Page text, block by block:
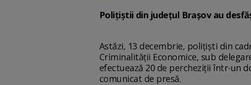
Polițiștii din județul Brașov au
Astăzi, 13 decembrie, polițiști din
Criminalității Economice, sub
efectuează 20 de percheziții într-un
comunicat de presă.